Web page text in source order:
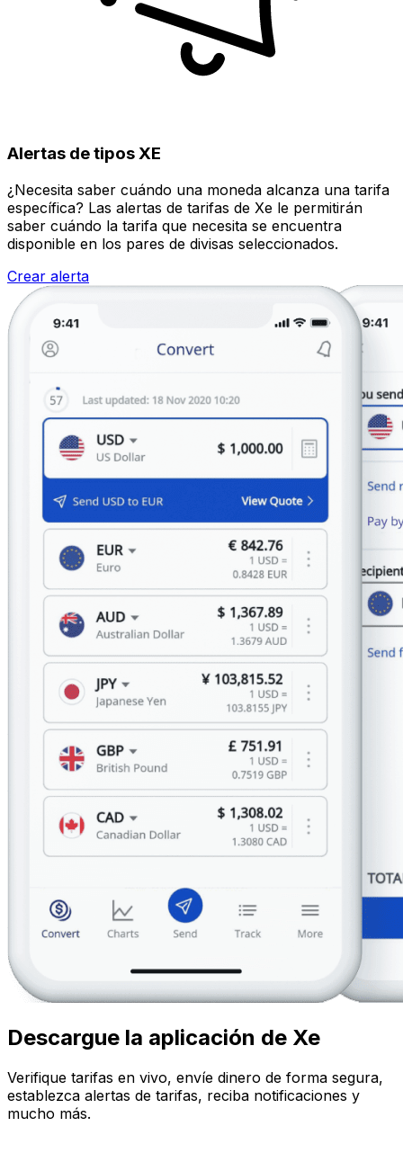
Alertas de tipos XE
¿Necesita saber cuándo una moneda alcanza una tarifa
específica? Las alertas de tarifas de Xe le permitirán
saber cuándo la tarifa que necesita se encuentra
disponible en los pares de divisas seleccionados.
Crear alerta
Descargue la aplicación de Xe
Verifique tarifas en vivo, envíe dinero de forma segura,
establezca alertas de tarifas, reciba notificaciones y
mucho más.